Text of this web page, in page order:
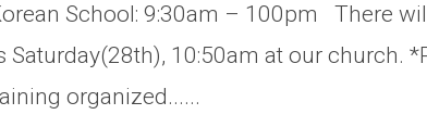
School: 9:30am – 100pm There
Saturday(28th), 10:50am at our church.
organized......